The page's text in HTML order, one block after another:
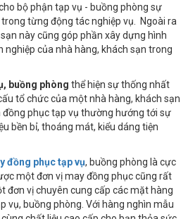
bộ phận tạp vụ - buồng phòng sự
từng động tác nghiệp vụ. Ngoài ra
này cũng góp phần xây dựng hình
nghiệp của nhà hàng, khách sạn trong
buồng phòng thể hiện sự thống nhất
tổ chức của một nhà hàng, khách sạn
phục tạp vụ thường hướng tới sự
bền bỉ, thoáng mát, kiểu dáng tiện
đồng phục tạp vụ, buồng phòng là cực
một đơn vị may đồng phục cũng rất
đơn vị chuyên cung cấp các mặt hàng
vụ, buồng phòng. Với hàng nghìn mẫu